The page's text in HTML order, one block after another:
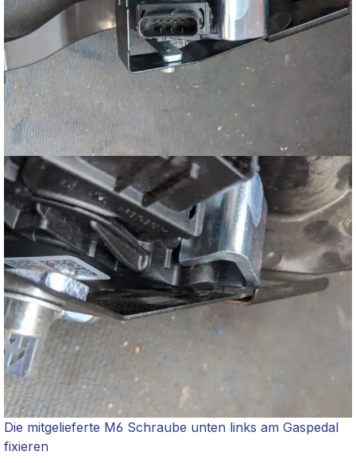
Die mitgelieferte M6 Schraube unten links am Gaspedal
fixieren